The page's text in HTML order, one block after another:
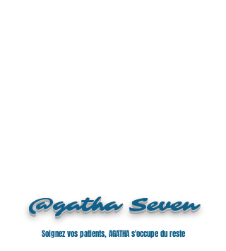
@gatha Seven
Soignez vos patients, AGATHA s'occupe du reste